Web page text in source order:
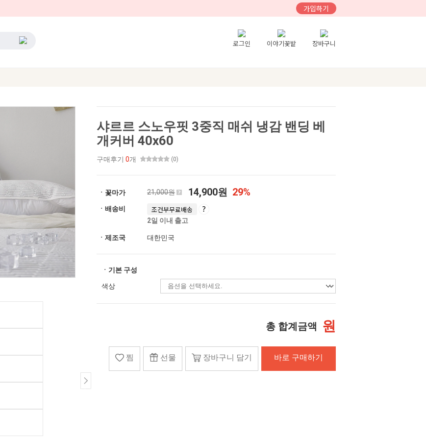
가입하기
로그인 이야기꽃밭 장바구니
샤르르 스노우핏 3중직 매쉬 냉감 밴딩 베
개커버 40x60
구매후기 0개 (0)
ㆍ꽃마가 21,000원 14,900원 29%
ㆍ배송비 조건부무료배송
2일 이내 출고
ㆍ제조국 대한민국
ㆍ기본 구성
색상
총 합계금액 원
찜 선물 장바구니 담기 바로 구매하기